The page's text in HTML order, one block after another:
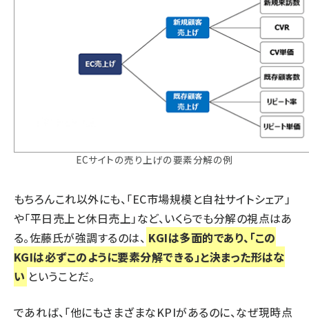
ECサイトの売り上げの要素分解の例
もちろんこれ以外にも、「EC市場規模と自社サイトシェア」
や「平日売上と休日売上」など、いくらでも分解の視点はあ
る。佐藤氏が強調するのは、 KGIは多面的であり、「この
KGIは必ずこのように要素分解できる」と決まった形はな
い ということだ。
であれば、「他にもさまざまなKPIがあるのに、なぜ現時点